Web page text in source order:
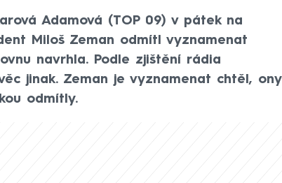
Adamová (TOP 09) v pátek na
Miloš Zeman odmítl vyznamenat
navrhla. Podle zjištění rádia
jinak. Zeman je vyznamenat chtěl, ony
odmítly.